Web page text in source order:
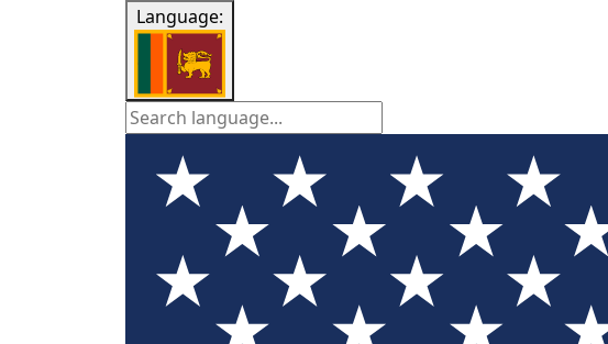
Language: